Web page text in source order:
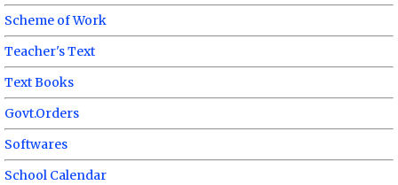
Scheme of Work
Teacher's Text
Text Books
Govt.Orders
Softwares
School Calendar